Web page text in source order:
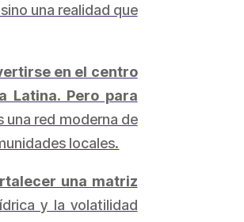
una realidad que
en el centro
Latina. Pero para
una red moderna de
locales.
una matriz
y la volatilidad